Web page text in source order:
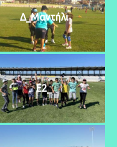
Δ_Μαντήλι
Ε2_